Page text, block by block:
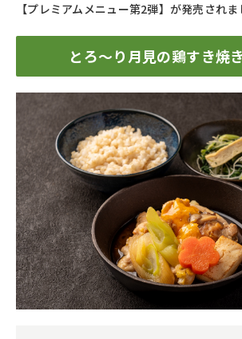
【プレミアムメニュー第2弾】が発売されま
とろ～り月見の鶏すき焼